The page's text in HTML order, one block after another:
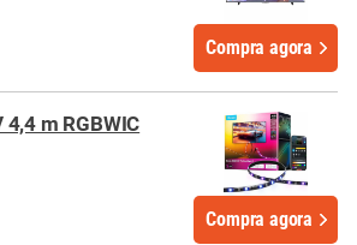
Compra agora
4,4 m RGBWIC
Compra agora